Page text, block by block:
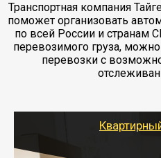
Транспортная компания
поможет организовать
по всей России и странам
перевозимого груза,
перевозки с